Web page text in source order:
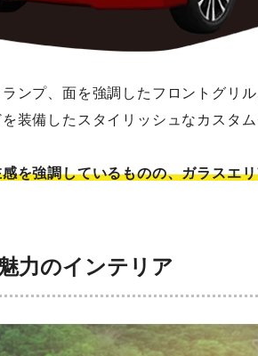
ンプ、面を強調したフロントグリ
装備したスタイリッシュなカスタ
を強調しているものの、ガラスエ
力のインテリア